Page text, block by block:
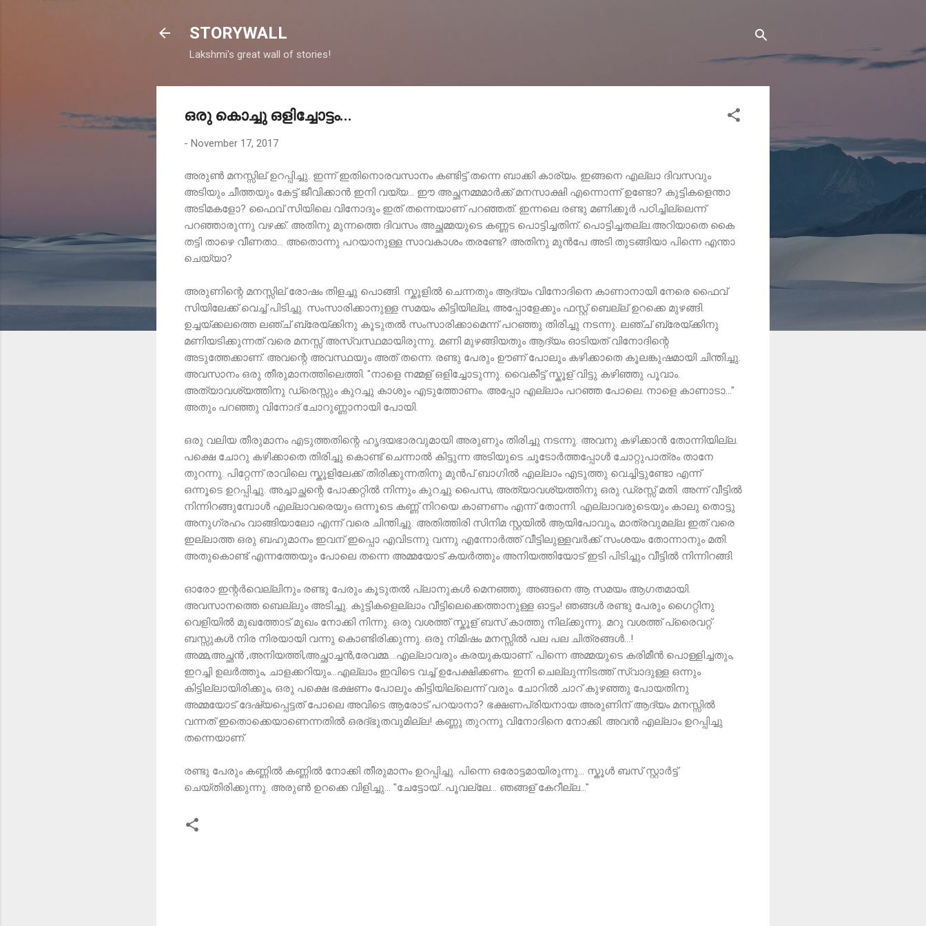
STORYWALL
Lakshmi's great wall of stories!
ഒരു കൊച്ചു ഒളിച്ചോട്ടം...
- November 17, 2017
അരുണ്‍ മനസ്സില് ഉറപ്പിച്ചു. ഇന്ന് ഇതിനൊരവസാനം കണ്ടിട്ട് തന്നെ ബാക്കി കാര്യം. ഇങ്ങനെ എല്ലാ ദിവസവും
അടിയും ചീത്തയും കേട്ട് ജീവിക്കാൻ ഇനി വയ്യ... ഈ അച്ഛനമ്മമാർക്ക് മനസാക്ഷി എന്നൊന്ന് ഉണ്ടോ? കുട്ടികളെന്താ
അടിമകളോ? ഫൈവ് സിയിലെ വിനോദും ഇത് തന്നെയാണ് പറഞ്ഞത്. ഇന്നലെ രണ്ടു മണിക്കൂർ പഠിച്ചില്ലെന്ന്
പറഞ്ഞാരുന്നു വഴക്ക്. അതിനു മുന്നത്തെ ദിവസം അച്ഛമ്മയുടെ കണ്ണട പൊട്ടിച്ചതിന്. പൊട്ടിച്ചതല്ല.അറിയാതെ കൈ
തട്ടി താഴെ വീണതാ... അതൊന്നു പറയാനുള്ള സാവകാശം തരണ്ടേ? അതിനു മുൻപേ അടി തുടങ്ങിയാ പിന്നെ എന്താ
ചെയ്യാ?
അരുണിന്റെ മനസ്സില് രോഷം തിളച്ചു പൊങ്ങി. സ്കൂളിൽ ചെന്നതും ആദ്യം വിനോദിനെ കാണാനായി നേരെ ഫൈവ്
സിയിലേക്ക് വെച്ച് പിടിച്ചു. സംസാരിക്കാനുള്ള സമയം കിട്ടിയില്ല, അപ്പോളേക്കും ഫസ്റ്റ് ബെല്ല് ഉറക്കെ മുഴങ്ങി.
ഉച്ചയ്ക്കലത്തെ ലഞ്ച് ബ്രേയ്ക്കിനു കൂടുതൽ സംസാരിക്കാമെന്ന് പറഞ്ഞു തിരിച്ചു നടന്നു. ലഞ്ച് ബ്രേയ്ക്കിനു
മണിയടിക്കുന്നത് വരെ മനസ്സ് അസ്വസ്ഥമായിരുന്നു. മണി മുഴങ്ങിയതും ആദ്യം ഓടിയത് വിനോദിന്റെ
അടുത്തേക്കാണ്. അവന്റെ അവസ്ഥയും അത് തന്നെ. രണ്ടു പേരും ഊണ് പോലും കഴിക്കാതെ കൂലങ്കുഷമായി ചിന്തിച്ചു.
അവസാനം ഒരു തീരുമാനത്തിലെത്തി. "നാളെ നമ്മള് ഒളിച്ചോടുന്നു. വൈകീട്ട് സ്കൂള് വിട്ടു കഴിഞ്ഞു പൂവാം.
അത്യാവശ്യത്തിനു ഡ്രെസ്സും കുറച്ചു കാശും എടുത്തോണം. അപ്പോ എല്ലാം പറഞ്ഞ പോലെ. നാളെ കാണാടാ..."
അതും പറഞ്ഞു വിനോദ് ചോറുണ്ണാനായി പോയി.
ഒരു വലിയ തീരുമാനം എടുത്തതിന്റെ ഹൃദയഭാരവുമായി അരുണും തിരിച്ചു നടന്നു. അവനു കഴിക്കാൻ തോന്നിയില്ല.
പക്ഷെ ചോറു കഴിക്കാതെ തിരിച്ചു കൊണ്ട് ചെന്നാൽ കിട്ടുന്ന അടിയുടെ ചൂടോർത്തപ്പോൾ ചോറ്റുപാത്രം താനേ
തുറന്നു. പിറ്റേന്ന് രാവിലെ സ്കൂളിലേക്ക് തിരിക്കുന്നതിനു മുൻപ് ബാഗിൽ എല്ലാം എടുത്തു വെച്ചിട്ടുണ്ടോ എന്ന്
ഒന്നൂടെ ഉറപ്പിച്ചു. അച്ചാച്ഛന്റെ പോക്കറ്റിൽ നിന്നും കുറച്ചു പൈസ, അത്യാവശ്യത്തിനു ഒരു ഡ്രസ്സ്‌ മതി. അന്ന് വീട്ടിൽ
നിന്നിറങ്ങുമ്പോൾ എല്ലാവരെയും ഒന്നൂടെ കണ്ണ് നിറയെ കാണണം എന്ന് തോന്നി. എല്ലാവരുടെയും കാലു തൊട്ടു
അനുഗ്രഹം വാങ്ങിയാലോ എന്ന് വരെ ചിന്തിച്ചു. അതിത്തിരി സിനിമ സ്റ്റയിൽ ആയിപോവും, മാത്രവുമല്ല ഇത് വരെ
ഇല്ലാത്ത ഒരു ബഹുമാനം ഇവന് ഇപ്പൊ എവിടന്നു വന്നു എന്നോർത്ത് വീട്ടിലുള്ളവർക്ക് സംശയം തോന്നാനും മതി.
അതുകൊണ്ട് എന്നത്തേയും പോലെ തന്നെ അമ്മയോട് കയർത്തും അനിയത്തിയോട് ഇടി പിടിച്ചും വീട്ടിൽ നിന്നിറങ്ങി.
ഓരോ ഇന്റർവെല്ലിനും രണ്ടു പേരും കൂടുതൽ പ്ലാനുകൾ മെനഞ്ഞു. അങ്ങനെ ആ സമയം ആഗതമായി.
അവസാനത്തെ ബെല്ലും അടിച്ചു. കുട്ടികളെല്ലാം വീട്ടിലെക്കെത്താനുള്ള ഓട്ടം! ഞങ്ങൾ രണ്ടു പേരും ഗൈറ്റിനു
വെളിയിൽ മുഖത്തോട് മുഖം നോക്കി നിന്നു. ഒരു വശത്ത് സ്കൂള് ബസ് കാത്തു നില്ക്കുന്നു. മറു വശത്ത് പ്രൈവറ്റ്
ബസ്സുകൾ നിര നിരയായി വന്നു കൊണ്ടിരിക്കുന്നു. ഒരു നിമിഷം മനസ്സിൽ പല പല ചിത്രങ്ങൾ...!
അമ്മ,അച്ഛൻ ,അനിയത്തി,അച്ഛാച്ചൻ,രേവമ്മ....എല്ലാവരും കരയുകയാണ്. പിന്നെ അമ്മയുടെ കരിമീൻ പൊള്ളിച്ചതും,
ഇറച്ചി ഉലർത്തും, ചാളക്കറിയും...എല്ലാം ഇവിടെ വച്ച് ഉപേക്ഷിക്കണം. ഇനി ചെല്ലുന്നിടത്ത് സ്വാദുള്ള ഒന്നും
കിട്ടില്ലായിരിക്കും, ഒരു പക്ഷെ ഭക്ഷണം പോലും കിട്ടിയില്ലെന്ന് വരും. ചോറിൽ ചാറ് കുഴഞ്ഞു പോയതിനു
അമ്മയോട് ദേഷ്യപ്പെട്ടത് പോലെ അവിടെ ആരോട് പറയാനാ? ഭക്ഷണപ്രിയനായ അരുണിന് ആദ്യം മനസ്സിൽ
വന്നത് ഇതൊക്കെയാണെന്നതിൽ ഒരദ്ഭുതവുമില്ല! കണ്ണു തുറന്നു വിനോദിനെ നോക്കി. അവൻ എല്ലാം ഉറപ്പിച്ചു
തന്നെയാണ്.
രണ്ടു പേരും കണ്ണിൽ കണ്ണിൽ നോക്കി തീരുമാനം ഉറപ്പിച്ചു. പിന്നെ ഒരോട്ടമായിരുന്നു... സ്കൂൾ ബസ്‌ സ്റ്റാർട്ട്‌
ചെയ്തിരിക്കുന്നു. അരുണ്‍ ഉറക്കെ വിളിച്ചു... "ചേട്ടോയ്...പൂവല്ലേ... ഞങ്ങള് കേറീല്ല..."